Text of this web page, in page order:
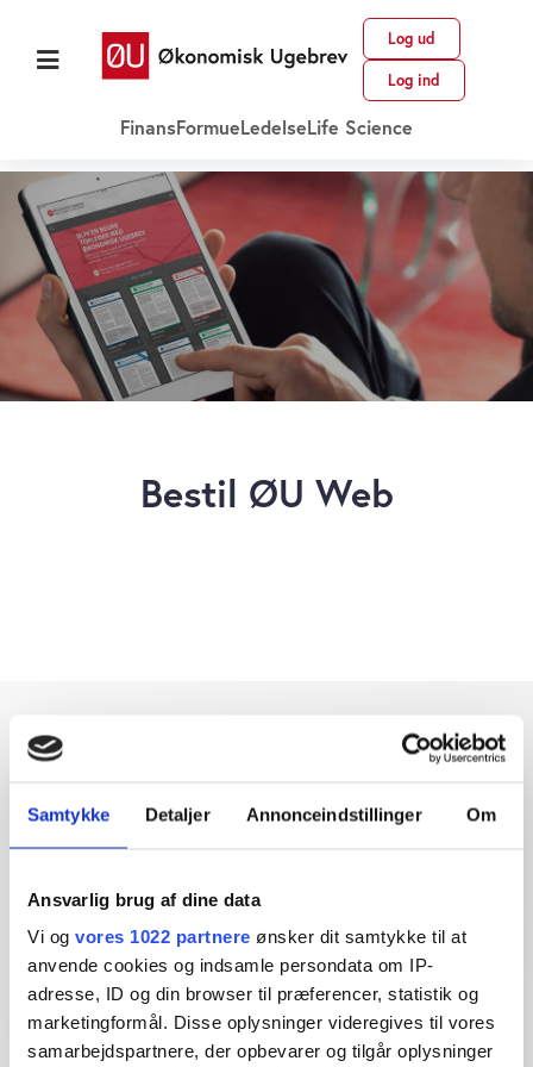
Samtykke Detaljer Annonceindstillinger Om
Ansvarlig brug af dine data
Vi og vores 1022 partnere ønsker dit samtykke til at
anvende cookies og indsamle persondata om IP-
adresse, ID og din browser til præferencer, statistik og
marketingformål. Disse oplysninger videregives til vores
samarbejdspartnere, der opbevarer og tilgår oplysninger
Log ud
Log ind
FinansFormueLedelseLife Science
Bestil ØU Web
Dybdegående og original
og dagsordensættende journalistik og analyser til læserne og
den brede offentlighed.
Vi tager ansvar for vores indhold og er tilmeldt: